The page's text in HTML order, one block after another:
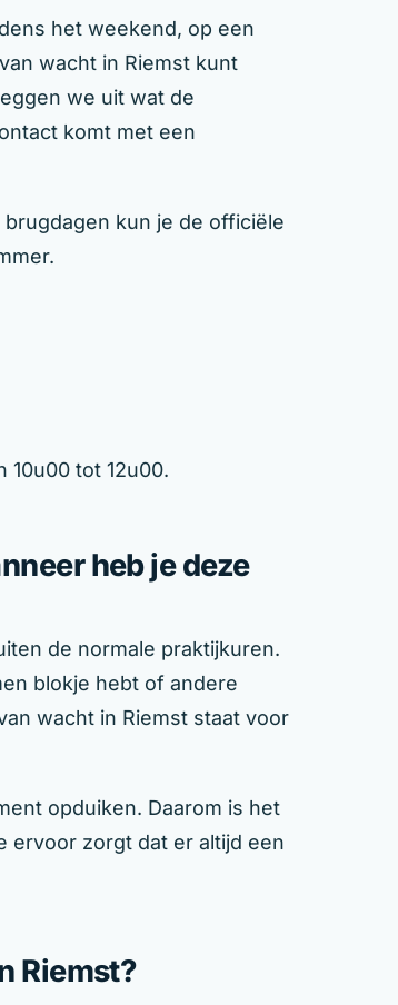
het weekend, op een
wacht in Riemst kunt
we uit wat de
komt met een
kun je de officiële
tot 12u00.
heb je deze
de normale praktijkuren.
blokje hebt of andere
wacht in Riemst staat voor
opduiken. Daarom is het
ervoor zorgt dat er altijd een
Riemst?